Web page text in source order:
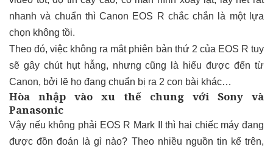
nhanh và chuẩn thì Canon EOS R chắc chắn là một lựa
chọn không tồi.
Theo đó, việc không ra mắt phiên bản thứ 2 của EOS R tuy
sẽ gây chút hụt hẫng, nhưng cũng là hiểu được đến từ
Canon, bởi lẽ họ đang chuẩn bị ra 2 con bài khác…
Hòa nhập vào xu thế chung với Sony và
Panasonic
Vậy nếu không phải EOS R Mark II thì hai chiếc máy đang
được đồn đoán là gì nào? Theo nhiều nguồn tin kể trên,